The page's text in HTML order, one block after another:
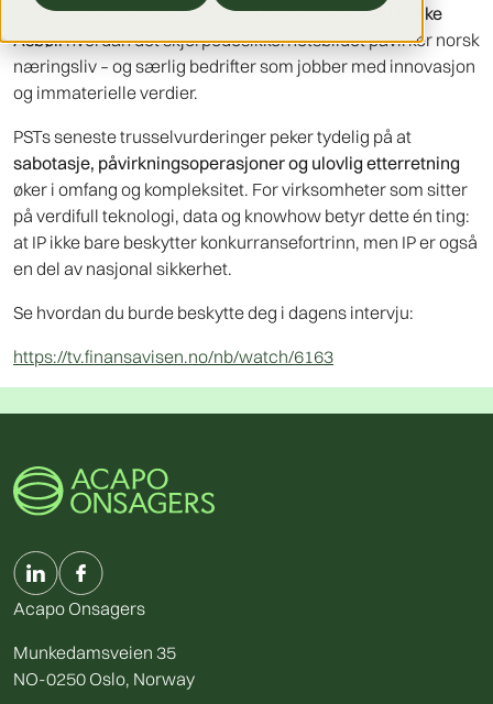
Geelmuyden Kiese og Acapo Onsagers advokat
Ulrikke
Asbøllhvordan det skjerpedesikkerhetsbildet påvirker norsk
næringsliv – og særlig bedrifter som jobber med innovasjon
og immaterielle verdier.
PSTs seneste trusselvurderinger peker tydelig på at
sabotasje, påvirkningsoperasjoner og ulovlig etterretning
øker i omfang og kompleksitet. For virksomheter som sitter
på verdifull teknologi, data og knowhow betyr dette én ting:
at IP ikke bare beskytter konkurransefortrinn, men IP er også
en del av nasjonal sikkerhet.
Se hvordan du burde beskytte deg i dagens intervju:
https://tv.finansavisen.no/nb/watch/6163
Acapo Onsagers
Munkedamsveien 35
NO-0250 Oslo, Norway